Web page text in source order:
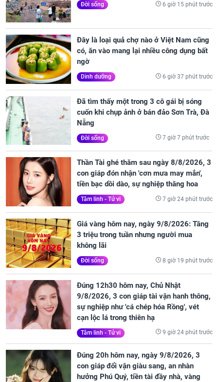
Đời sống 6 giờ 15 phút trước
Đây là loại quả chợ nào ở Việt Nam cũng
có, ăn vào mang lại nhiều công dụng bất
ngờ
Dinh dưỡng 6 giờ 37 phút trước
Đã tìm thấy một trong 3 cô gái bị sóng
cuốn khi chụp ảnh ở bán đảo Sơn Trà, Đà
Nẵng
Đời sống 7 giờ 7 phút trước
Thần Tài ghé thăm sau ngày 8/8/2026, 3
con giáp đón nhận 'cơn mưa may mắn',
tiền bạc dồi dào, sự nghiệp thăng hoa
Tâm linh - Tử vi 7 giờ 24 phút trước
Giá vàng hôm nay, ngày 9/8/2026: Tăng
3 triệu trong tuần nhưng người mua
không lãi
Đời sống 8 giờ 19 phút trước
Đúng 12h30 hôm nay, Chủ Nhật
9/8/2026, 3 con giáp tài vận hanh thông,
sự nghiệp như 'cá chép hóa Rồng', vét
cạn lộc lá trong thiên hạ
Tâm linh - Tử vi 9 giờ 24 phút trước
Đúng 20h hôm nay, ngày 9/8/2026, 3
con giáp đổi vận giàu sang, an nhàn
hưởng Phú Quý, tiền tài đầy nhà, vàng